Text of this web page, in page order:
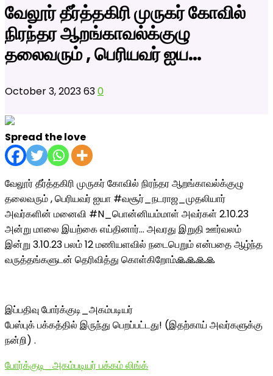
வேலூர் தீர்த்தகிரி முருகர் கோவில்
நிரந்தர ஆறங்காவல்க்குழு
தலைவரும் , பெரியவர் ஐய…
October 3, 2023630
Spread the love
வேலூர் தீர்த்தகிரி முருகர் கோவில் நிரந்தர ஆறங்காவல்க்குழு
தலைவரும் , பெரியவர் ஐயா #வசூர்_நடராஜ_முதலியார்
அவர்களின் மனைவி #N_பொன்னியம்மாள் அவர்கள் 2.10.23
அன்று மாலை இயற்கை எய்தினார்… அவரது இறுதி ஊர்வலம்
இன்று 3.10.23 பலம் 12 மணியளவில் நடைபெறும் என்பதை ஆழ்ந்த
வருத்தங்களுடன் தெரிவித்து கொள்கிறோம்🙏🙏🙏🙏
இப்பதிவு போர்க்குடி_அகம்படியர்
பேஸ்புக் பக்கத்தில் இருந்து பெறப்பட்டது! (இதற்காய் அவர்களுக்கு
நன்றி) .
போர்க்குடி_அகம்படியர் பக்கம் லிங்க்